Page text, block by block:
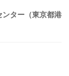
ター（東京都港